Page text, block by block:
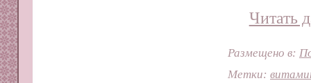
Читать
Размещено в:
Метки: